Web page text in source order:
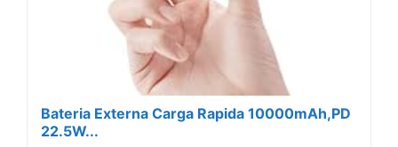
Bateria Externa Carga Rapida 10000mAh,PD
22.5W...